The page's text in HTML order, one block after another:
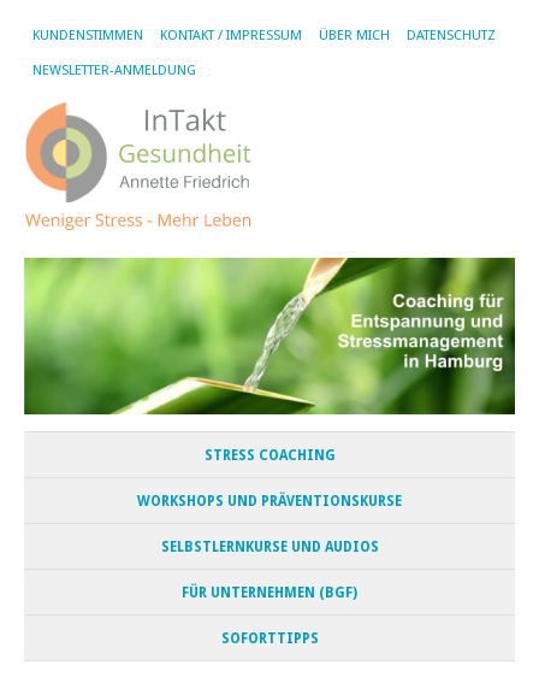
KUNDENSTIMMEN KONTAKT / IMPRESSUM ÜBER MICH DATENSCHUTZ
NEWSLETTER-ANMELDUNG
STRESS COACHING
WORKSHOPS UND PRÄVENTIONSKURSE
SELBSTLERNKURSE UND AUDIOS
FÜR UNTERNEHMEN (BGF)
SOFORTTIPPS